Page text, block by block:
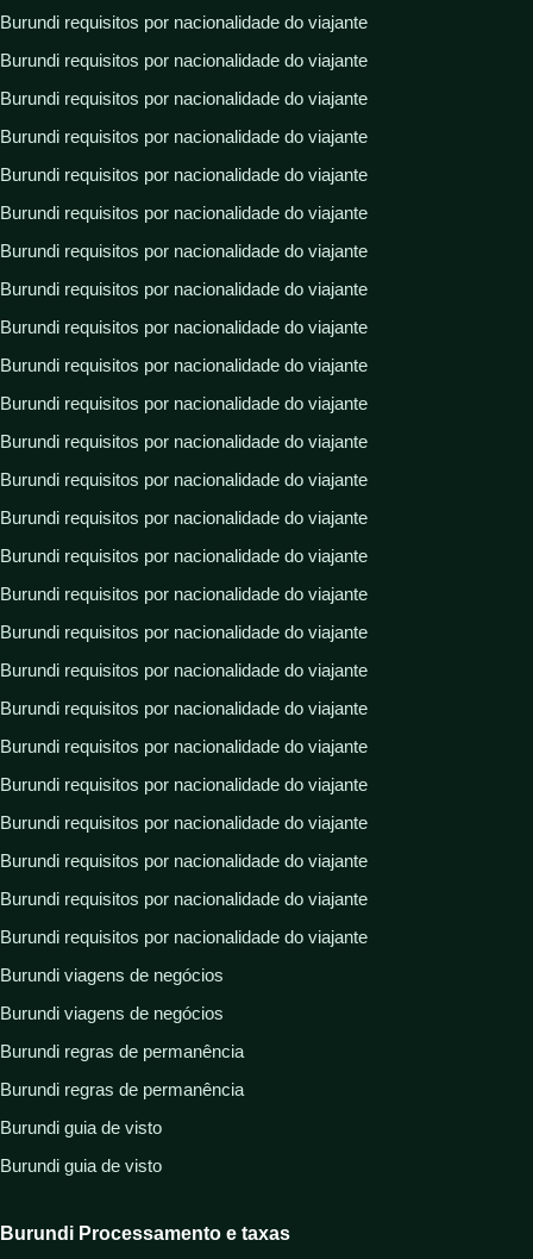
Burundi requisitos por nacionalidade do viajante
Burundi requisitos por nacionalidade do viajante
Burundi requisitos por nacionalidade do viajante
Burundi requisitos por nacionalidade do viajante
Burundi requisitos por nacionalidade do viajante
Burundi requisitos por nacionalidade do viajante
Burundi requisitos por nacionalidade do viajante
Burundi requisitos por nacionalidade do viajante
Burundi requisitos por nacionalidade do viajante
Burundi requisitos por nacionalidade do viajante
Burundi requisitos por nacionalidade do viajante
Burundi requisitos por nacionalidade do viajante
Burundi requisitos por nacionalidade do viajante
Burundi requisitos por nacionalidade do viajante
Burundi requisitos por nacionalidade do viajante
Burundi requisitos por nacionalidade do viajante
Burundi requisitos por nacionalidade do viajante
Burundi requisitos por nacionalidade do viajante
Burundi requisitos por nacionalidade do viajante
Burundi requisitos por nacionalidade do viajante
Burundi requisitos por nacionalidade do viajante
Burundi requisitos por nacionalidade do viajante
Burundi requisitos por nacionalidade do viajante
Burundi requisitos por nacionalidade do viajante
Burundi requisitos por nacionalidade do viajante
Burundi viagens de negócios
Burundi viagens de negócios
Burundi regras de permanência
Burundi regras de permanência
Burundi guia de visto
Burundi guia de visto
Burundi Processamento e taxas